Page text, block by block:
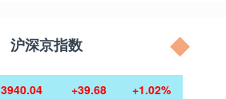
沪深京指数
3940.04 +39.68 +1.02%